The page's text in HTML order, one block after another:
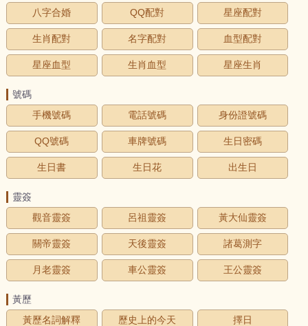
八字合婚
QQ配對 星座配對
生肖配對 名字配對 血型配對
星座血型 生肖血型 星座生肖
號碼
手機號碼
電話號碼 身份證號碼
QQ號碼 車牌號碼 生日密碼
生日書 生日花 出生日
靈簽
觀音靈簽
呂祖靈簽 黃大仙靈簽
關帝靈簽 天後靈簽 諸葛測字
月老靈簽 車公靈簽 王公靈簽
黃歷
黃歷名詞解釋
歷史上的今天 擇日